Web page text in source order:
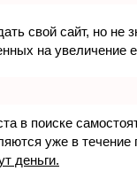
свой сайт, но не
на увеличение
в поиске
уже в
деньги.